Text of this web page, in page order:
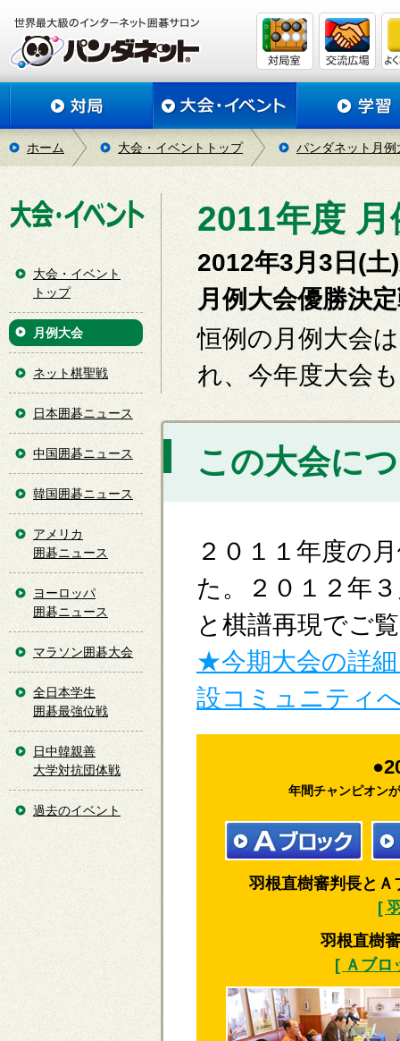
ホーム 大会・イベントトップ パンダネット月例
2011年度
2012年3月3日(
月例大会優勝決
恒例の月例大会
れ、今年度大会
この大会に
２０１１年度の
た。２０１２年
と棋譜再現でご
★今期大会の詳
設コミュニティ
●
年間チャンピオン
羽根直樹審判長と
[
羽根直樹
[ Ａブロ
大会・イベント
トップ
月例大会
ネット棋聖戦
日本囲碁ニュース
中国囲碁ニュース
韓国囲碁ニュース
アメリカ
囲碁ニュース
ヨーロッパ
囲碁ニュース
マラソン囲碁大会
全日本学生
囲碁最強位戦
日中韓親善
大学対抗団体戦
過去のイベント